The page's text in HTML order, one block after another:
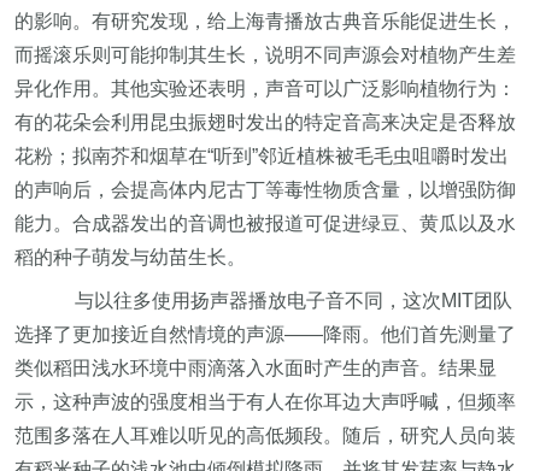
的影响。有研究发现，给上海青播放古典音乐能促进生长，
而摇滚乐则可能抑制其生长，说明不同声源会对植物产生差
异化作用。其他实验还表明，声音可以广泛影响植物行为：
有的花朵会利用昆虫振翅时发出的特定音高来决定是否释放
花粉；拟南芥和烟草在“听到”邻近植株被毛毛虫咀嚼时发出
的声响后，会提高体内尼古丁等毒性物质含量，以增强防御
能力。合成器发出的音调也被报道可促进绿豆、黄瓜以及水
稻的种子萌发与幼苗生长。
与以往多使用扬声器播放电子音不同，这次MIT团队
选择了更加接近自然情境的声源——降雨。他们首先测量了
类似稻田浅水环境中雨滴落入水面时产生的声音。结果显
示，这种声波的强度相当于有人在你耳边大声呼喊，但频率
范围多落在人耳难以听见的高低频段。随后，研究人员向装